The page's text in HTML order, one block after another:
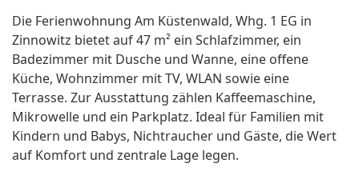
Die Ferienwohnung Am Küstenwald, Whg. 1 EG in
Zinnowitz bietet auf 47 m² ein Schlafzimmer, ein
Badezimmer mit Dusche und Wanne, eine offene
Küche, Wohnzimmer mit TV, WLAN sowie eine
Terrasse. Zur Ausstattung zählen Kaffeemaschine,
Mikrowelle und ein Parkplatz. Ideal für Familien mit
Kindern und Babys, Nichtraucher und Gäste, die Wert
auf Komfort und zentrale Lage legen.